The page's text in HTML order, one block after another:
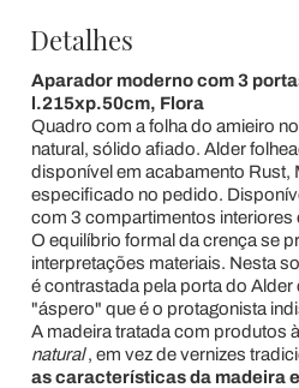
Detalhes
Aparador moderno com 3
l.215xp.50cm, Flora
Quadro com a folha do amieiro
natural, sólido afiado. Alder
disponível em acabamento Rust,
especificado no pedido.
com 3 compartimentos interiores
O equilíbrio formal da crença se
interpretações materiais. Nesta
é contrastada pela porta do
"áspero" que é o protagonista
A madeira tratada com produtos
natural, em vez de vernizes
as características da madeira